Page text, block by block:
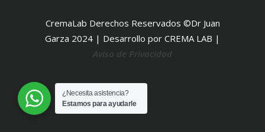
CremaLab Derechos Reservados ©Dr Juan
Garza 2024 | Desarrollo por CREMA LAB |
Aviso de Privacidad
¿Necesita asistencia?
Estamos para ayudarle